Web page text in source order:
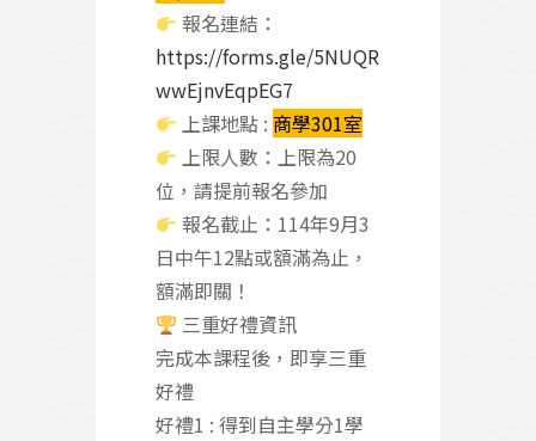
報名連結：
https://forms.gle/5NUQR
wwEjnvEqpEG7
上課地點 : 商學301室
上限人數：上限為20
位，請提前報名參加
報名截止：114年9月3
日中午12點或額滿為止，
額滿即關！
三重好禮資訊
完成本課程後，即享三重
好禮
好禮1 : 得到自主學分1學